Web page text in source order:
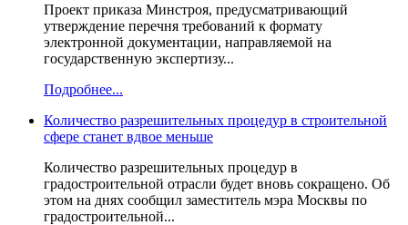
Проект приказа Минстроя, предусматривающий
утверждение перечня требований к формату
электронной документации, направляемой на
государственную экспертизу...
Подробнее...
Количество разрешительных процедур в строительной
сфере станет вдвое меньше
Количество разрешительных процедур в
градостроительной отрасли будет вновь сокращено. Об
этом на днях сообщил заместитель мэра Москвы по
градостроительной...